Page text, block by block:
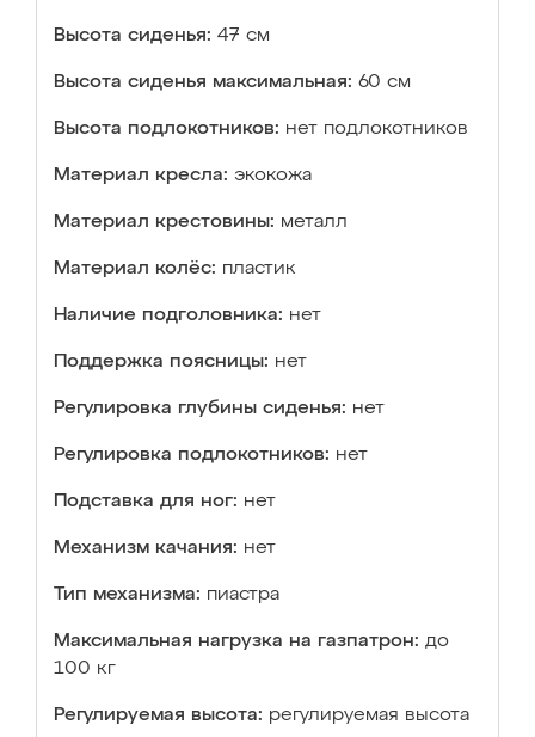
Высота сиденья: 47 см
Высота сиденья максимальная: 60 см
Высота подлокотников: нет подлокотников
Материал кресла: экокожа
Материал крестовины: металл
Материал колёс: пластик
Наличие подголовника: нет
Поддержка поясницы: нет
Регулировка глубины сиденья: нет
Регулировка подлокотников: нет
Подставка для ног: нет
Механизм качания: нет
Тип механизма: пиастра
Максимальная нагрузка на газпатрон: до
100 кг
Регулируемая высота: регулируемая высота